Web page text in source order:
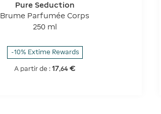
Pure Seduction
Brume Parfumée Corps
250 ml
-10% Extime Rewards
A partir de :17,64 €